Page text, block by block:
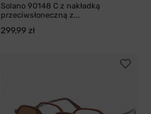
Solano 90148 C z nakładką
przeciwsłoneczną z...
299,99 zł